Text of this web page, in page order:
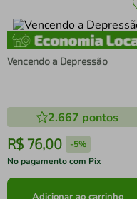
Vencendo a Depressão
2.667 pontos
R$ 76,00 -5%
No pagamento com Pix